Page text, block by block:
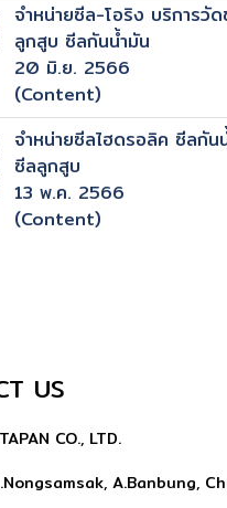
จำหน่ายซีล-โอริง บริการวั
ลูกสูบ ซีลกันน้ำมัน
20 มิ.ย. 2566
(Content)
จำหน่ายซีลไฮดรอลิค ซีลกั
ซีลลูกสูบ
13 พ.ค. 2566
(Content)
US
CO., LTD.
A.Banbung,